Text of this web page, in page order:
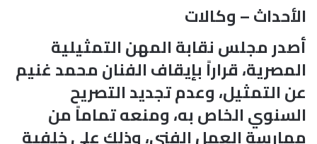
الأحداث – وكالات
أصدر مجلس نقابة المهن التمثيلية
المصرية، قراراً بإيقاف الفنان محمد غنيم
عن التمثيل، وعدم تجديد التصريح
السنوي الخاص به، ومنعه تماماً من
ممارسة العمل الفني، وذلك على خلفية